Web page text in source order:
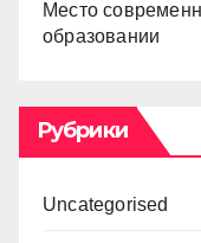
Место
образовании
Рубрики
Uncategorised